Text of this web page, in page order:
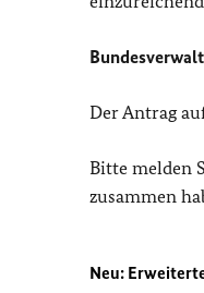
Der Antrag
Bitte melden
zusammen
Neu: